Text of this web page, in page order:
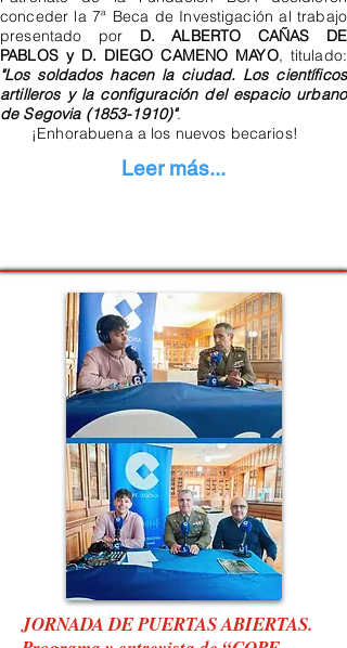
conceder la 7ª Beca de Investigación al trabajo
presentado por D. ALBERTO CAÑAS DE
PABLOS y D. DIEGO CAMENO MAYO, titulado:
"Los soldados hacen la ciudad. Los científicos
artilleros y la configuración del espacio urbano
de Segovia (1853-1910)".
¡Enhorabuena a los nuevos becarios!
Leer más...
JORNADA DE PUERTAS ABIERTAS.